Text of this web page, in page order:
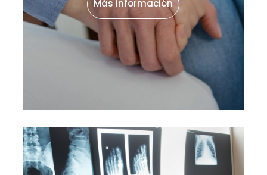
Más información